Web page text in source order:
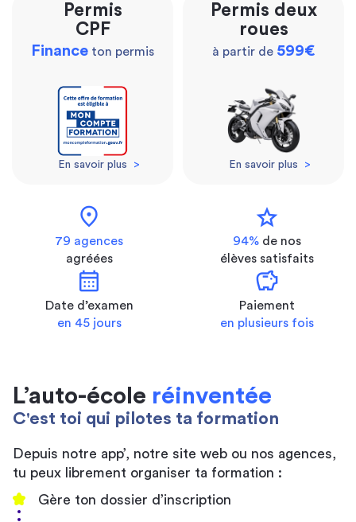
Permis
CPF
Finance ton permis
En savoir plus >
Permis deux
roues
à partir de 599€
En savoir plus >
location_on
79 agences
agréées
star
94% de nos
élèves satisfaits
calendar_month
Date d’examen
en 45 jours
savings
Paiement
en plusieurs fois
L’auto-école réinventée
C'est toi qui pilotes ta formation
Depuis notre app’, notre site web ou nos agences,
tu peux librement organiser ta formation :
Gère ton dossier d’inscription